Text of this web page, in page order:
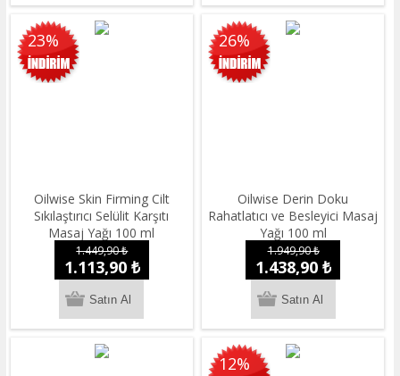
23%
Oilwise Skin Firming Cilt
Sıkılaştırıcı Selülit Karşıtı
Masaj Yağı 100 ml
1.449,90 ₺
1.113,90 ₺
26%
Oilwise Derin Doku
Rahatlatıcı ve Besleyici Masaj
Yağı 100 ml
1.949,90 ₺
1.438,90 ₺
12%